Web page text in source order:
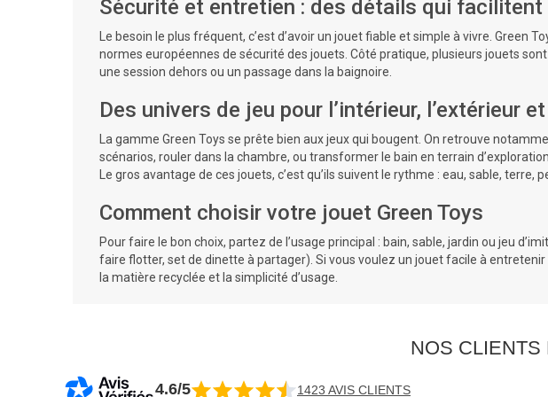
Sécurité et entretien : des détails qui
Le besoin le plus fréquent, c’est d’avoir un jouet fiable et simple à vivre.
normes européennes de sécurité des jouets. Côté pratique, plusieurs jouets
une session dehors ou un passage dans la baignoire.
Des univers de jeu pour l’intérieur, l’extérieur
La gamme Green Toys se prête bien aux jeux qui bougent. On retrouve
scénarios, rouler dans la chambre, ou transformer le bain en terrain
Le gros avantage de ces jouets, c’est qu’ils suivent le rythme : eau, sable,
Comment choisir votre jouet Green Toys
Pour faire le bon choix, partez de l’usage principal : bain, sable, jardin ou jeu
faire flotter, set de dinette à partager). Si vous voulez un jouet facile à
la matière recyclée et la simplicité d’usage.
NOS CLIENTS
4.6/5 1423 AVIS CLIENTS